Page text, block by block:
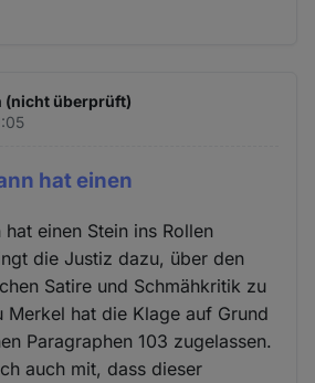
(nicht überprüft)
hat einen
einen Stein ins Rollen
die Justiz dazu, über den
Satire und Schmähkritik zu
Merkel hat die Klage auf Grund
Paragraphen 103 zugelassen.
auch mit, dass dieser